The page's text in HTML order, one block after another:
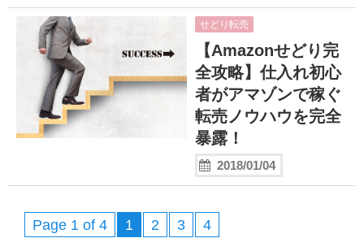
せどり転売
【Amazonせどり完
全攻略】仕入れ初心
者がアマゾンで稼ぐ
転売ノウハウを完全
暴露！
2018/01/04
Page 1 of 4 1 2 3 4